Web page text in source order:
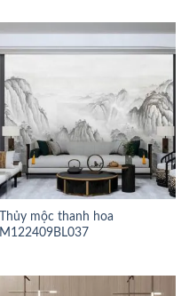
Thủy mộc thanh hoa
M122409BL037